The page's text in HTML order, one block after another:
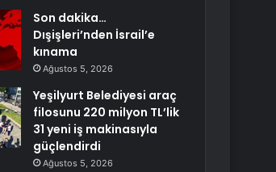
Son dakika…
Dışişleri’nden İsrail’e
kınama
Ağustos 5, 2026
Yeşilyurt Belediyesi araç
filosunu 220 milyon TL’lik
31 yeni iş makinasıyla
güçlendirdi
Ağustos 5, 2026